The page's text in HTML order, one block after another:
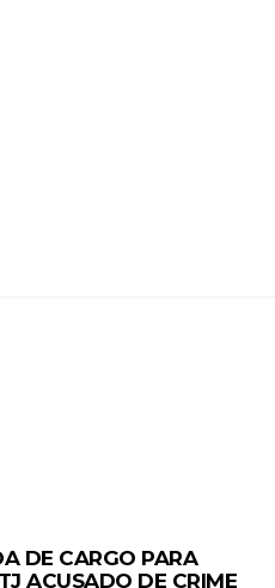
DE CARGO PARA
ACUSADO DE CRIME